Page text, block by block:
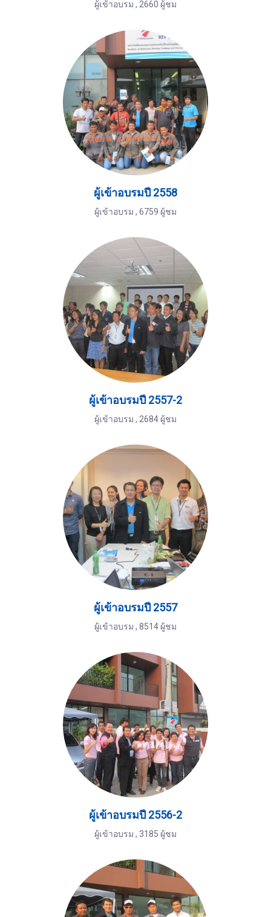
ผู้เข้าอบรม , 2660 ผู้ชม
ผู้เข้าอบรมปี 2558
ผู้เข้าอบรม , 6759 ผู้ชม
ผู้เข้าอบรมปี 2557-2
ผู้เข้าอบรม , 2684 ผู้ชม
ผู้เข้าอบรมปี 2557
ผู้เข้าอบรม , 8514 ผู้ชม
ผู้เข้าอบรมปี 2556-2
ผู้เข้าอบรม , 3185 ผู้ชม